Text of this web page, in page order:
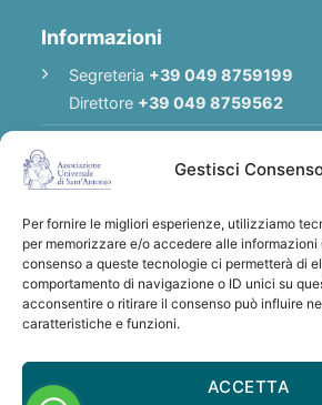
Gestisci
Per fornire le migliori esperienze, utilizziamo
per memorizzare e/o accedere alle informazioni
consenso a queste tecnologie ci permetterà di
comportamento di navigazione o ID unici su
acconsentire o ritirare il consenso può influire
caratteristiche e funzioni.
ACCETTA
Informazioni
Segreteria +39 049 8759199
Direttore +39 049 8759562
E-mail
Privacy Policy
Grazie per qualsiasi
IBAN: IT28 U030 6912 1181